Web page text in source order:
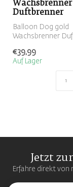
Wachsbrenner
Duftbrenner
Balloon Dog gold
Wachsbrenner
€39,99
Auf Lager
Jetzt
Erfahre direkt von